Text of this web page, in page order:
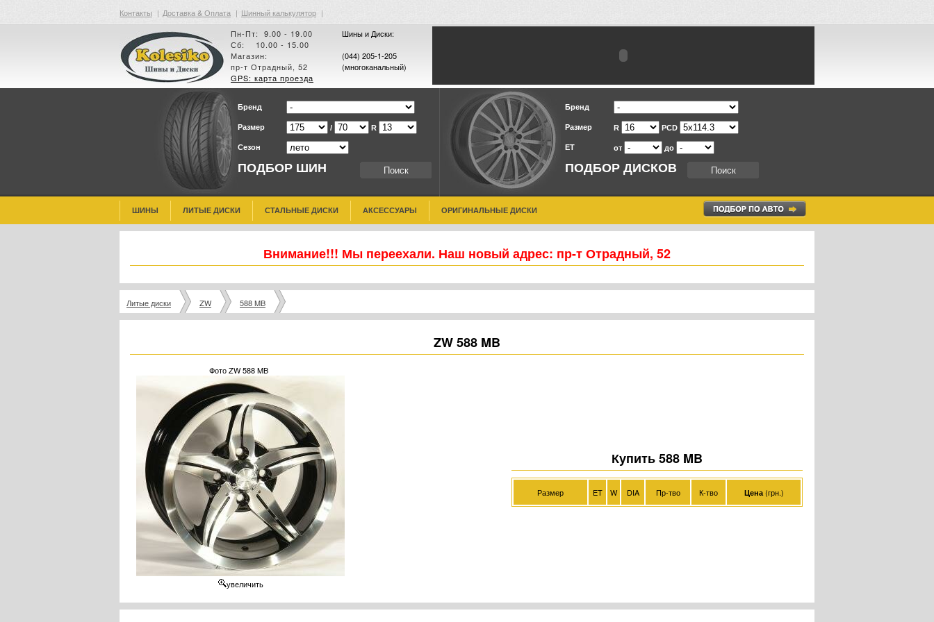
Контакты | Доставка & Оплата | Шинный калькулятор |
Пн-Пт: 9.00 - 19.00
Сб: 10.00 - 15.00
Магазин:
пр-т Отрадный, 52
GPS: карта проезда
Шины и Диски:
(044) 205-1-205
(многоканальный)
ПОДБОР ШИН
Бренд
Размер / R
Сезон
ПОДБОР ДИСКОВ
Бренд
Размер R PCD
ET от до
ШИНЫ ЛИТЫЕ ДИСКИ СТАЛЬНЫЕ ДИСКИ АКСЕССУАРЫ ОРИГИНАЛЬНЫЕ ДИСКИ
Внимание!!! Мы переехали. Наш новый адрес: пр-т Отрадный, 52
Литые диски ZW 588 MB
ZW 588 MB
Фото ZW 588 MB
увеличить
Купить 588 MB
Размер ET W DIA Пр-тво К-тво Цена(грн.)